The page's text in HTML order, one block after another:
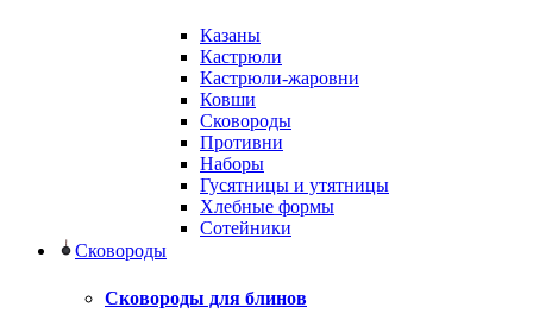
Казаны
Кастрюли
Кастрюли-жаровни
Ковши
Сковороды
Противни
Наборы
Гусятницы и утятницы
Хлебные формы
Сотейники
Сковороды
Сковороды для блинов